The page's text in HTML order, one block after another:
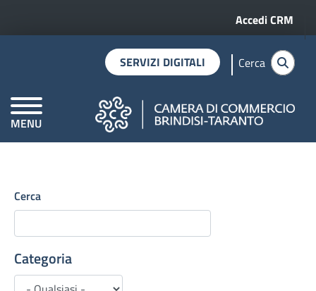
Menu
Accedi CRM
MENU
CAMERE DI COMMERCIO D'ITALIA
SERVIZI DIGITALI Cerca
Home
Cerca
Categoria